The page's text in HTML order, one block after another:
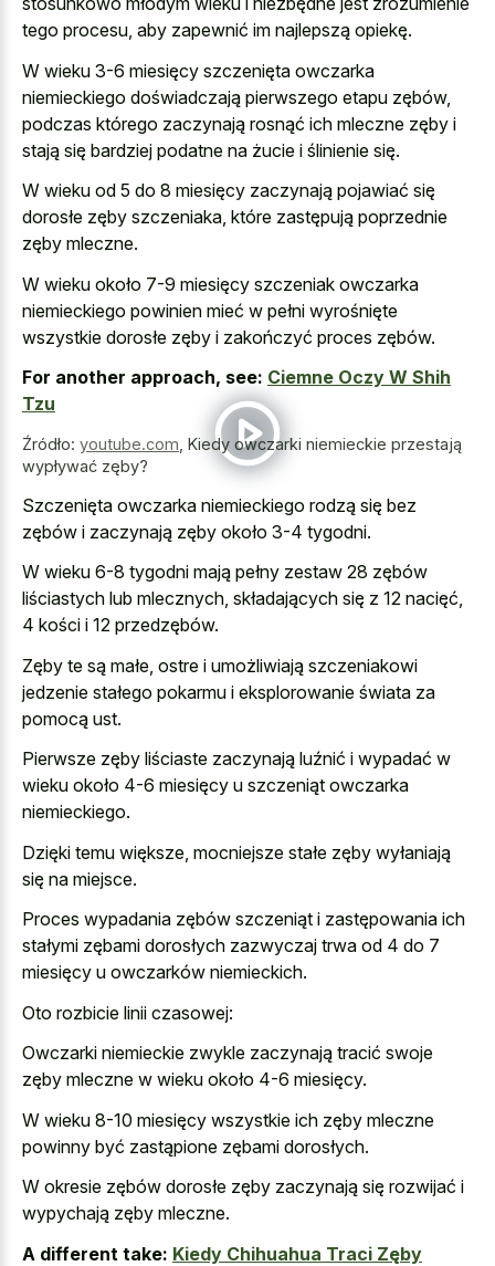
tego procesu, aby zapewnić im najlepszą opiekę.
W wieku 3-6 miesięcy szczenięta owczarka
niemieckiego doświadczają pierwszego etapu zębów,
podczas którego zaczynają rosnąć ich mleczne zęby i
stają się bardziej podatne na żucie i ślinienie się.
W wieku od 5 do 8 miesięcy zaczynają pojawiać się
dorosłe zęby szczeniaka, które zastępują poprzednie
zęby mleczne.
W wieku około 7-9 miesięcy szczeniak owczarka
niemieckiego powinien mieć w pełni wyrośnięte
wszystkie dorosłe zęby i zakończyć proces zębów.
For another approach, see: Ciemne Oczy W Shih
Tzu
Źródło: youtube.com Kiedy owczarki niemieckie przestają
wypływać zęby?
Szczenięta owczarka niemieckiego rodzą się bez
zębów i zaczynają zęby około 3-4 tygodni.
W wieku 6-8 tygodni mają pełny zestaw 28 zębów
liściastych lub mlecznych, składających się z 12 nacięć,
4 kości i 12 przedzębów.
Zęby te są małe, ostre i umożliwiają szczeniakowi
jedzenie stałego pokarmu i eksplorowanie świata za
pomocą ust.
Pierwsze zęby liściaste zaczynają luźnić i wypadać w
wieku około 4-6 miesięcy u szczeniąt owczarka
niemieckiego.
Dzięki temu większe, mocniejsze stałe zęby wyłaniają
się na miejsce.
Proces wypadania zębów szczeniąt i zastępowania ich
stałymi zębami dorosłych zazwyczaj trwa od 4 do 7
miesięcy u owczarków niemieckich.
Oto rozbicie linii czasowej:
Owczarki niemieckie zwykle zaczynają tracić swoje
zęby mleczne w wieku około 4-6 miesięcy.
W wieku 8-10 miesięcy wszystkie ich zęby mleczne
powinny być zastąpione zębami dorosłych.
W okresie zębów dorosłe zęby zaczynają się rozwijać i
wypychają zęby mleczne.
A different take: Kiedy Chihuahua Traci Zęby